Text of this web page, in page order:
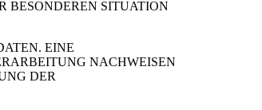
BESONDEREN SITUATION
EINE
NACHWEISEN
DER